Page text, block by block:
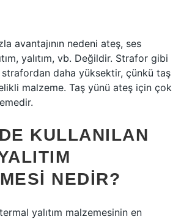
avantajının nedeni ateş, ses
yalıtım, vb. Değildir. Strafor gibi
daha yüksektir, çünkü taş
malzeme. Taş yünü ateş için çok
KULLANILAN
NEDIR?
yalıtım malzemesinin en